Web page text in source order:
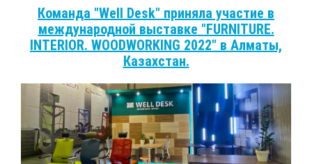
Команда "Well Desk" приняла участие в
международной выставке "FURNITURE.
INTERIOR. WOODWORKING 2022" в Алматы,
Казахстан.